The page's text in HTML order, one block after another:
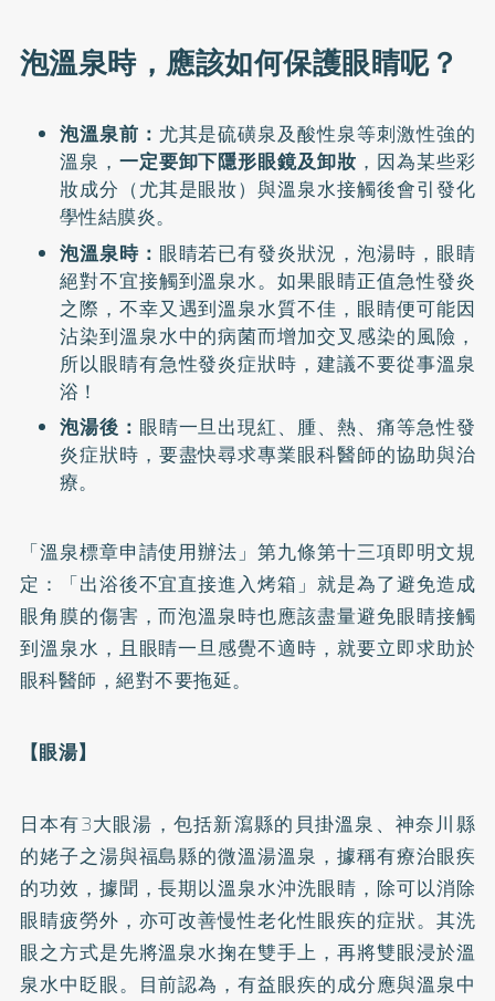
泡溫泉時，應該如何保護眼睛呢？
泡溫泉前： 尤其是硫磺泉及酸性泉等刺激性強的
溫泉， 一定要卸下隱形眼鏡及卸妝 ，因為某些彩
妝成分（尤其是眼妝）與溫泉水接觸後會引發化
學性結膜炎。
泡溫泉時： 眼睛若已有發炎狀況，泡湯時，眼睛
絕對不宜接觸到溫泉水。如果眼睛正值急性發炎
之際，不幸又遇到溫泉水質不佳，眼睛便可能因
沾染到溫泉水中的病菌而增加交叉感染的風險，
所以眼睛有急性發炎症狀時，建議不要從事溫泉
浴！
泡湯後： 眼睛一旦出現紅、腫、熱、痛等急性發
炎症狀時，要盡快尋求專業眼科醫師的協助與治
療。
「溫泉標章申請使用辦法」第九條第十三項即明文規
定：「出浴後不宜直接進入烤箱」就是為了避免造成
眼角膜的傷害，而泡溫泉時也應該盡量避免眼睛接觸
到溫泉水，且眼睛一旦感覺不適時，就要立即求助於
眼科醫師，絕對不要拖延。
【眼湯】
日本有3大眼湯，包括新瀉縣的貝掛溫泉、神奈川縣
的姥子之湯與福島縣的微溫湯溫泉，據稱有療治眼疾
的功效，據聞，長期以溫泉水沖洗眼睛，除可以消除
眼睛疲勞外，亦可改善慢性老化性眼疾的症狀。其洗
眼之方式是先將溫泉水掬在雙手上，再將雙眼浸於溫
泉水中眨眼。目前認為，有益眼疾的成分應與溫泉中